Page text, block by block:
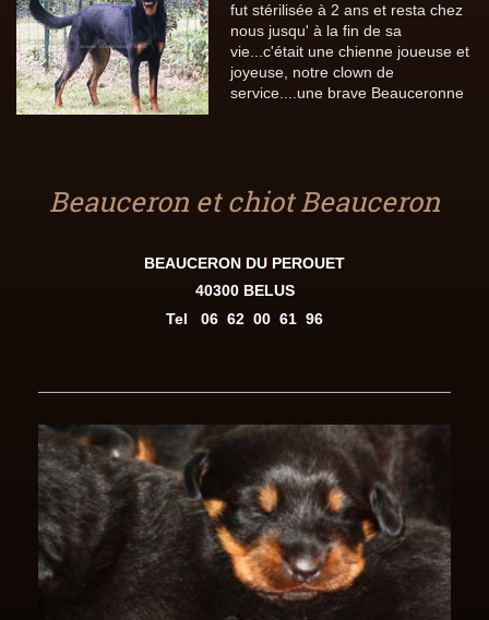
fut stérilisée à 2 ans et resta chez
nous jusqu' à la fin de sa
vie...c'était une chienne joueuse et
joyeuse, notre clown de
service....une brave Beauceronne
Beauceron et chiot Beauceron
BEAUCERON DU PEROUET
40300 BELUS
Tel
06 62 00 61 96